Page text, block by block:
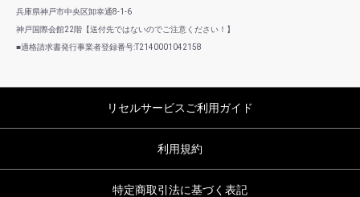
兵庫県神戸市中央区卸幸通8-1-6
神戸国際会館22階【送付先ではないのでご注意ください！】
■適格請求書発行事業者登録番号:T2140001042158
リセルサービスご利用ガイド
利用規約
特定商取引法に基づく表記